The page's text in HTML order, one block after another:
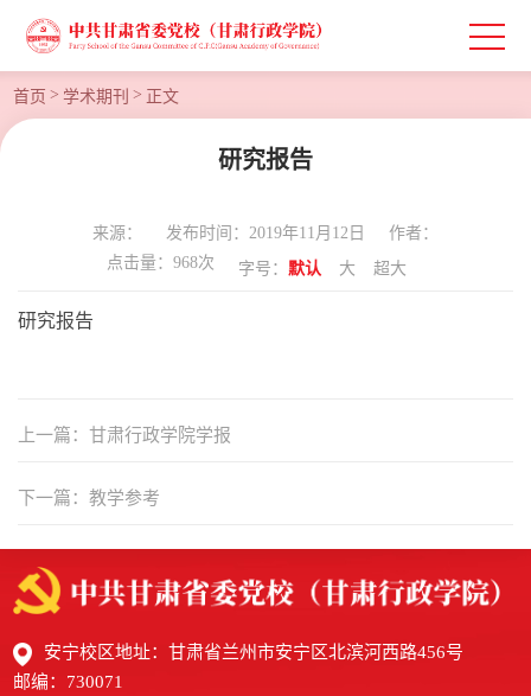
首页 > 学术期刊 > 正文
研究报告
来源： 发布时间：2019年11月12日
作者：
点击量： 968次 字号： 默认 大 超大
研究报告
上一篇：甘肃行政学院学报
下一篇：教学参考
安宁校区地址：甘肃省兰州市安宁区北滨河西路456号
邮编：730071